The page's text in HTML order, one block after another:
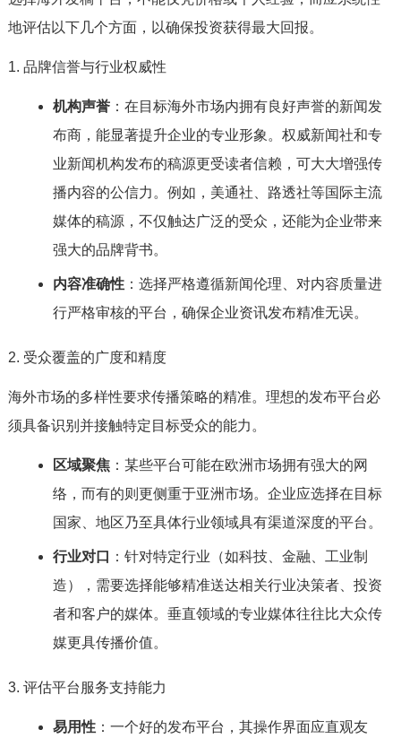
地评估以下几个方面，以确保投资获得最大回报。
1. 品牌信誉与行业权威性
机构声誉：在目标海外市场内拥有良好声誉的新闻发
布商，能显著提升企业的专业形象。权威新闻社和专
业新闻机构发布的稿源更受读者信赖，可大大增强传
播内容的公信力。例如，美通社、路透社等国际主流
媒体的稿源，不仅触达广泛的受众，还能为企业带来
强大的品牌背书。
内容准确性：选择严格遵循新闻伦理、对内容质量进
行严格审核的平台，确保企业资讯发布精准无误。
2. 受众覆盖的广度和精度
海外市场的多样性要求传播策略的精准。理想的发布平台必
须具备识别并接触特定目标受众的能力。
区域聚焦：某些平台可能在欧洲市场拥有强大的网
络，而有的则更侧重于亚洲市场。企业应选择在目标
国家、地区乃至具体行业领域具有渠道深度的平台。
行业对口
：针对特定行业（如科技、金融、工业制
造），需要选择能够精准送达相关行业决策者、投资
者和客户的媒体。垂直领域的专业媒体往往比大众传
媒更具传播价值。
3. 评估平台服务支持能力
易用性：一个好的发布平台，其操作界面应直观友